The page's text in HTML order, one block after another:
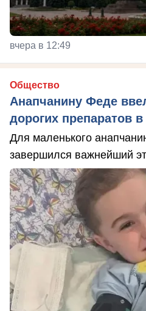
вчера в 12:49
Общество
Анапчанину Феде
дорогих препаратов
Для маленького
завершился важнейший